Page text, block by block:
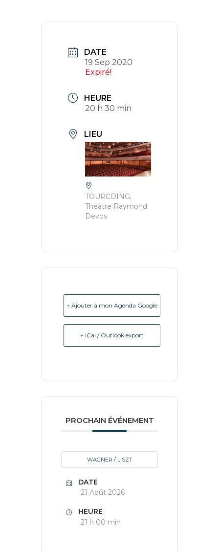
DATE
19 Sep 2020
Expiré!
HEURE
20 h 30 min
LIEU
TOURCOING,
Théâtre Raymond
Devos
+ Ajouter à mon Agenda Google
+ iCal / Outlook export
PROCHAIN ÉVÉNEMENT
WAGNER / LISZT
DATE
21 Août 2026
HEURE
21 h 00 min